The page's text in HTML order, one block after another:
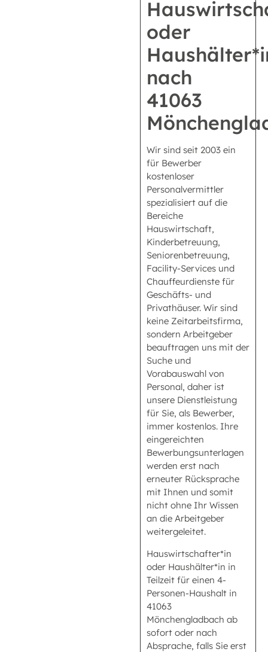
oder
nach
41063
Wir sind seit 2003 ein
für Bewerber
kostenloser
Personalvermittler
spezialisiert auf die
Bereiche
Hauswirtschaft,
Kinderbetreuung,
Seniorenbetreuung,
Facility-Services und
Chauffeurdienste für
Geschäfts- und
Privathäuser. Wir sind
keine Zeitarbeitsfirma,
sondern Arbeitgeber
beauftragen uns mit der
Suche und
Vorabauswahl von
Personal, daher ist
unsere Dienstleistung
für Sie, als Bewerber,
immer kostenlos. Ihre
eingereichten
Bewerbungsunterlagen
werden erst nach
erneuter Rücksprache
mit Ihnen und somit
nicht ohne Ihr Wissen
an die Arbeitgeber
weitergeleitet.
Hauswirtschafter*in
oder Haushälter*in in
Teilzeit für einen 4-
Personen-Haushalt in
41063
Mönchengladbach ab
sofort oder nach
Absprache, falls Sie erst